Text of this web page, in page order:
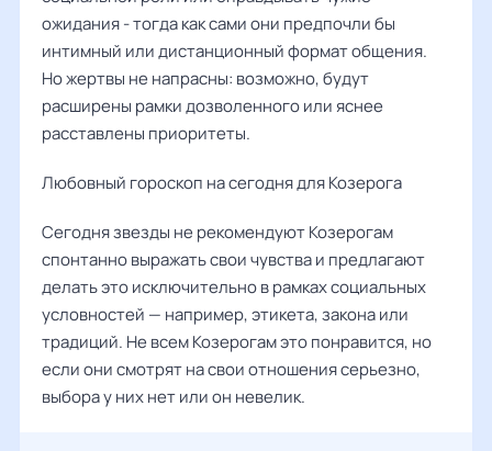
ожидания - тогда как сами они предпочли бы
интимный или дистанционный формат общения.
Но жертвы не напрасны: возможно, будут
расширены рамки дозволенного или яснее
расставлены приоритеты.
Любовный гороскоп на сегодня для Козерога
Сегодня звезды не рекомендуют Козерогам
спонтанно выражать свои чувства и предлагают
делать это исключительно в рамках социальных
условностей — например, этикета, закона или
традиций. Не всем Козерогам это понравится, но
если они смотрят на свои отношения серьезно,
выбора у них нет или он невелик.